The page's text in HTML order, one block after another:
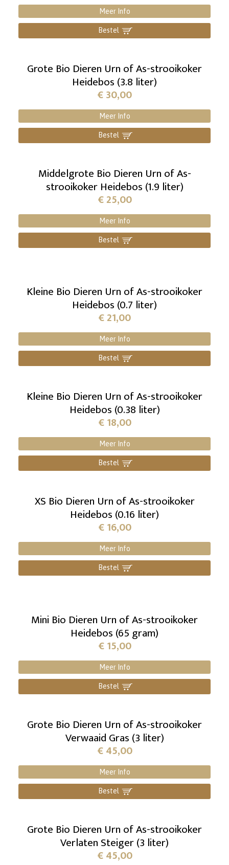
Meer Info
Bestel ]
Grote Bio Dieren Urn of As-strooikoker
Heidebos (3.8 liter)
€30,00
Meer Info
Bestel ]
Middelgrote Bio Dieren Urn of As-
strooikoker Heidebos (1.9 liter)
€25,00
Meer Info
Bestel ]
Kleine Bio Dieren Urn of As-strooikoker
Heidebos (0.7 liter)
€21,00
Meer Info
Bestel ]
Kleine Bio Dieren Urn of As-strooikoker
Heidebos (0.38 liter)
€18,00
Meer Info
Bestel ]
XS Bio Dieren Urn of As-strooikoker
Heidebos (0.16 liter)
€16,00
Meer Info
Bestel ]
Mini Bio Dieren Urn of As-strooikoker
Heidebos (65 gram)
€15,00
Meer Info
Bestel ]
Grote Bio Dieren Urn of As-strooikoker
Verwaaid Gras (3 liter)
€45,00
Meer Info
Bestel ]
Grote Bio Dieren Urn of As-strooikoker
Verlaten Steiger (3 liter)
€45,00